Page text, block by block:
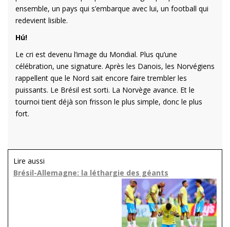
ensemble, un pays qui s’embarque avec lui, un football qui
redevient lisible.
Hú!
Le cri est devenu l’image du Mondial. Plus qu’une
célébration, une signature. Après les Danois, les Norvégiens
rappellent que le Nord sait encore faire trembler les
puissants. Le Brésil est sorti. La Norvège avance. Et le
tournoi tient déjà son frisson le plus simple, donc le plus
fort.
Lire aussi
Brésil-Allemagne: la léthargie des géants